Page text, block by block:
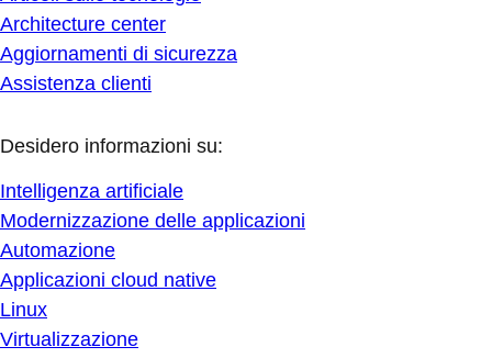
Architecture center
Aggiornamenti di sicurezza
Assistenza clienti
Desidero informazioni su:
Intelligenza artificiale
Modernizzazione delle applicazioni
Automazione
Applicazioni cloud native
Linux
Virtualizzazione